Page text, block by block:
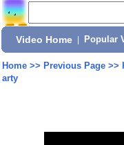
Video Home Popular
Home>> Previous Page>>
arty